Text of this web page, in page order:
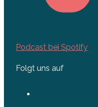
Podcast bei Spotify
Folgt uns auf